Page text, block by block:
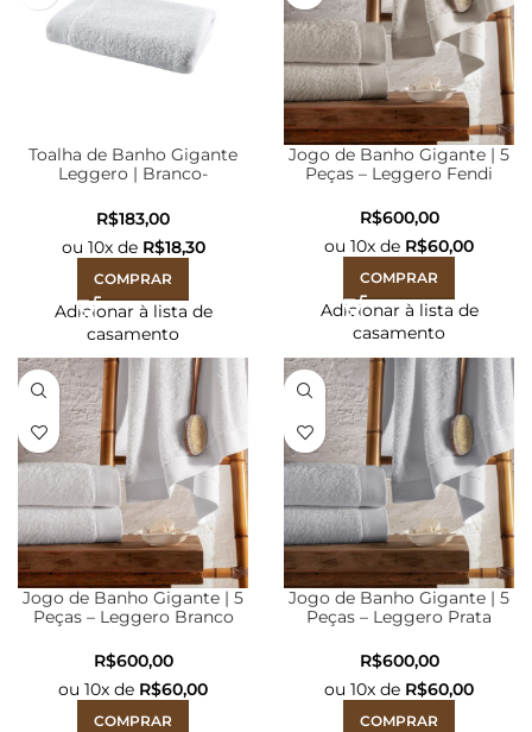
Toalha de Banho Gigante
Leggero | Branco-
R$
ou 10x de R$18,30
COMPRAR
Adicionar à lista de
casamento
Jogo de Banho Gigante | 5
Peças – Leggero Fendi
R$
ou 10x de R$60,00
COMPRAR
Adicionar à lista de
casamento
Jogo de Banho Gigante | 5
Peças – Leggero Branco
R$
ou 10x de R$60,00
COMPRAR
Jogo de Banho Gigante | 5
Peças – Leggero Prata
R$
ou 10x de R$60,00
COMPRAR